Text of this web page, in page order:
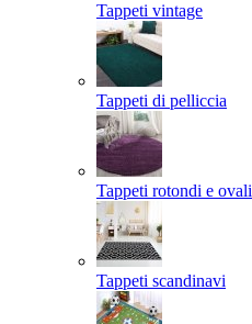
Tappeti vintage
Tappeti di pelliccia
Tappeti rotondi e ovali
Tappeti scandinavi